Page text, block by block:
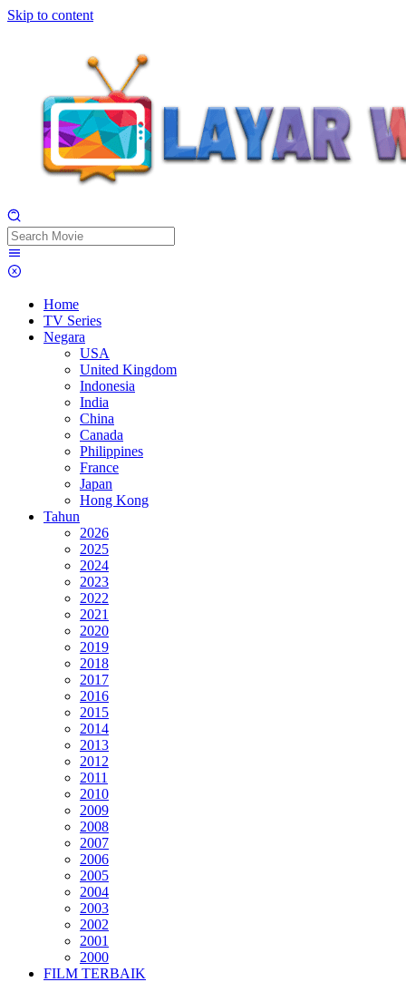
Skip to content
Home
TV Series
Negara
USA
United Kingdom
Indonesia
India
China
Canada
Philippines
France
Japan
Hong Kong
Tahun
2026
2025
2024
2023
2022
2021
2020
2019
2018
2017
2016
2015
2014
2013
2012
2011
2010
2009
2008
2007
2006
2005
2004
2003
2002
2001
2000
FILM TERBAIK